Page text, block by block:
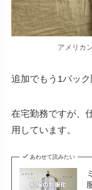
アメリカ
追加でもう1パッ
在宅勤務ですが、
用しています。
あわせて読みたい